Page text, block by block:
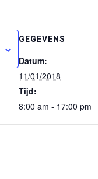
GEGEVENS
Datum:
11/01/2018
Tijd:
8:00 am - 17:00 pm